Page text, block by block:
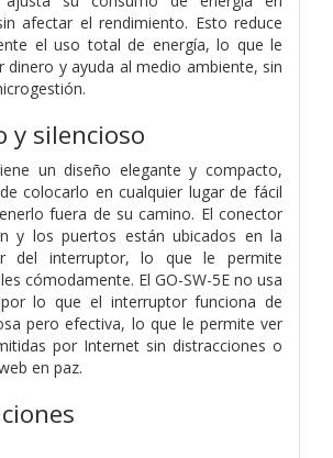
afectar el rendimiento. Esto reduce
el uso total de energía, lo que le
dinero y ayuda al medio ambiente, sin
y silencioso
un diseño elegante y compacto,
colocarlo en cualquier lugar de fácil
fuera de su camino. El conector
y los puertos están ubicados en la
del interruptor, lo que le permite
cómodamente. El GO-SW-5E no usa
lo que el interruptor funciona de
pero efectiva, lo que le permite ver
por Internet sin distracciones o
en paz.